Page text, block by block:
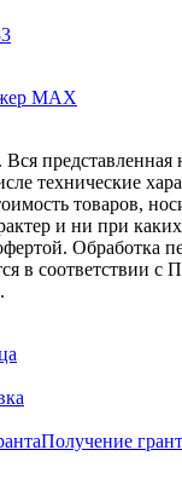
MAX
представленная
технические
товаров,
и ни при
Обработка
в соответствии с
Получение